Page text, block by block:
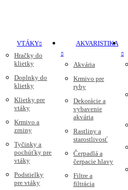
VTÁKY
Hračky do
klietky
Doplnky do
klietky
Klietky pre
vtáky
Krmivo a
zrniny
Tyčinky a
pochúťky pre
vtáky
Podstielky
pre vtáky
AKVARISTIKA
Akvária
Krmivo pre
ryby
Dekorácie a
vybavenie
akvária
Rastliny a
starostlivosť
Čerpadlá a
čerpacie hlavy
Filtre a
filtrácia